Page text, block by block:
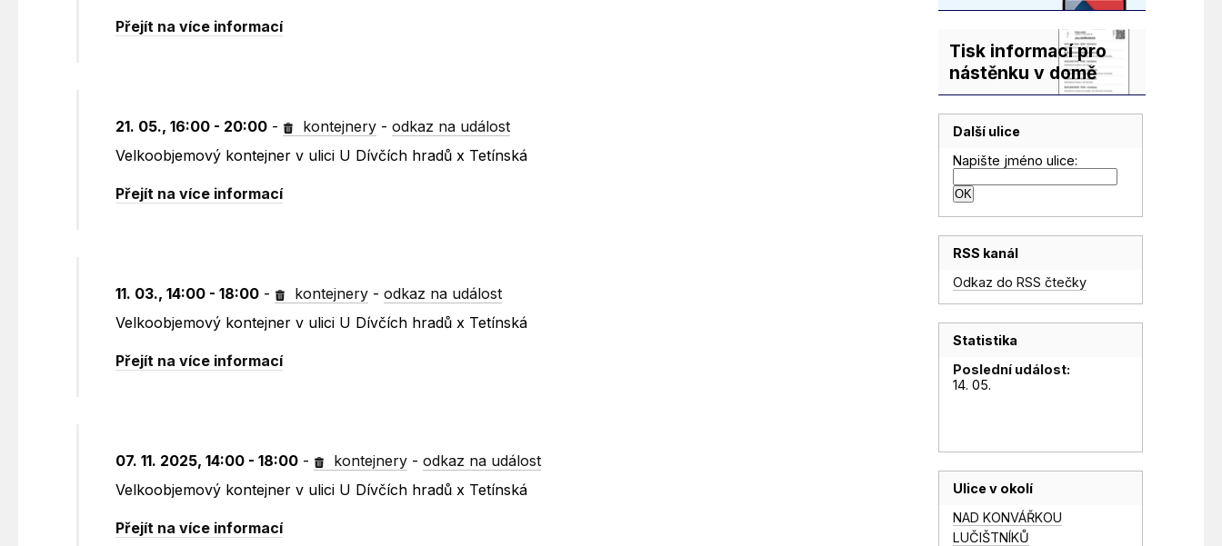
Přejít na více informací
21. 05., 16:00 - 20:00 - kontejnery -odkaz na událost
Velkoobjemový kontejner v ulici U Dívčích hradů x Tetínská
Přejít na více informací
11. 03., 14:00 - 18:00 - kontejnery -odkaz na událost
Velkoobjemový kontejner v ulici U Dívčích hradů x Tetínská
Přejít na více informací
07. 11. 2025, 14:00 - 18:00 - kontejnery -odkaz na událost
Velkoobjemový kontejner v ulici U Dívčích hradů x Tetínská
Přejít na více informací
Tisk informací pro
nástěnku v domě
Další ulice
Napište jméno ulice:
RSS kanál
Odkaz do RSS čtečky
Statistika
Poslední událost:
14. 05.
Ulice v okolí
NAD KONVÁŘKOU
LUČIŠTNÍKŮ